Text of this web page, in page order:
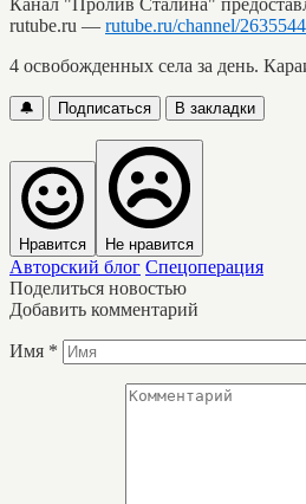
rutube.ru — rutube.ru/channel/
4 освобожденных села за день.
🔔 Подписаться В закладки
Нравится Не нравится
Авторский блог Спецоперация
Поделиться новостью
Добавить комментарий
Имя *